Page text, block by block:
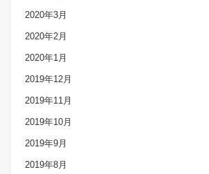
2020年3月
2020年2月
2020年1月
2019年12月
2019年11月
2019年10月
2019年9月
2019年8月